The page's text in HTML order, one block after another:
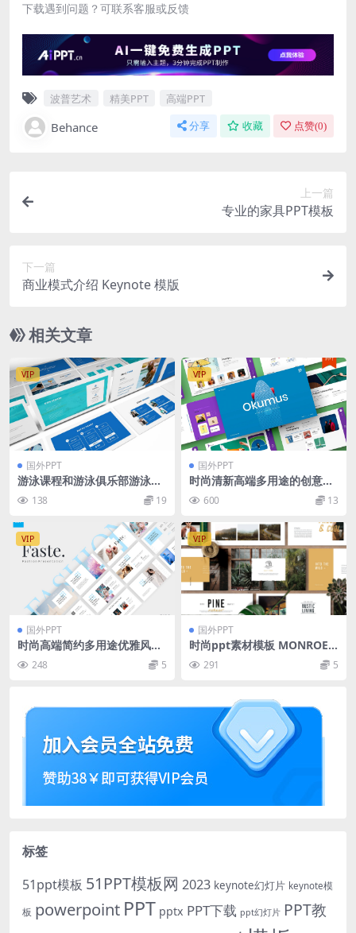
下载遇到问题？可联系客服或反馈
波普艺术 精美PPT 高端PPT
Behance 分享 收藏 点赞(0)
上一篇
专业的家具PPT模板
下一篇
商业模式介绍 Keynote 模版
相关文章
VIP
国外PPT
游泳课程和游泳俱乐部游泳PP
T演示模板下载[PPTX]
138 19
VIP
国外PPT
时尚清新高端多用途的创意业
务powerpoint幻灯片演示模
板（pptx）
600 13
VIP
国外PPT
时尚高端简约多用途优雅风格
的keynote幻灯片演示模板
（key）
248 5
VIP
国外PPT
时尚ppt素材模板 MONROE L
ookbook Powerpoint Tem
plate
291 5
标签
51ppt模板 51PPT模板网 2023 keynote幻灯片 keynote模
板 powerpoint PPT pptx PPT下载 ppt幻灯片 PPT教